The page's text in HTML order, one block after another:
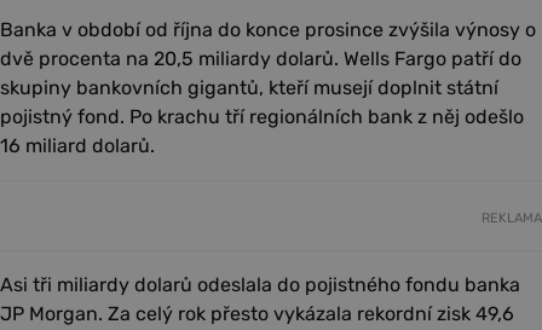
Banka v období od října do konce prosince zvýšila výnosy o
dvě procenta na 20,5 miliardy dolarů. Wells Fargo patří do
skupiny bankovních gigantů, kteří musejí doplnit státní
pojistný fond. Po krachu tří regionálních bank z něj odešlo
16 miliard dolarů.
REKLAMA
Asi tři miliardy dolarů odeslala do pojistného fondu banka
JP Morgan. Za celý rok přesto vykázala rekordní zisk 49,6